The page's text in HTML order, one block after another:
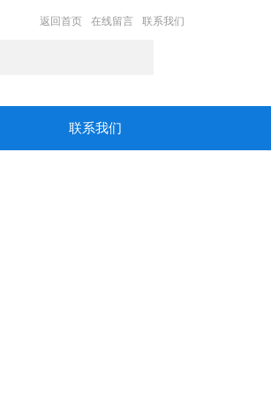
返回首页 在线留言 联系我们
联系我们